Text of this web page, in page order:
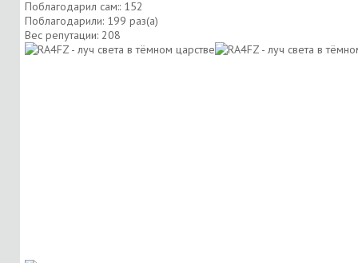
Поблагодарил сам:: 152
Поблагодарили: 199 раз(а)
Вес репутации: 208